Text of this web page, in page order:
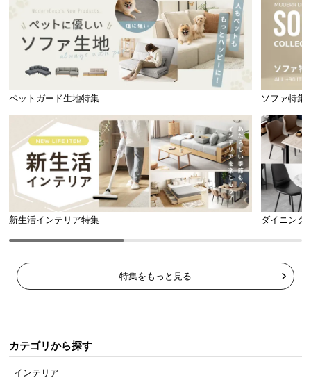
ペットガード生地特集 ソファ特集
新生活インテリア特集 ダイニング
特集をもっと見る
カテゴリから探す
インテリア